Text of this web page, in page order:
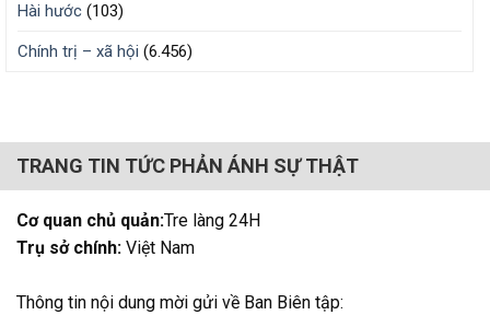
Hài hước (103)
Chính trị – xã hội (6.456)
TRANG TIN TỨC PHẢN ÁNH SỰ THẬT
Cơ quan chủ quản:Tre làng 24H
Trụ sở chính: Việt Nam
Thông tin nội dung mời gửi về Ban Biên tập: